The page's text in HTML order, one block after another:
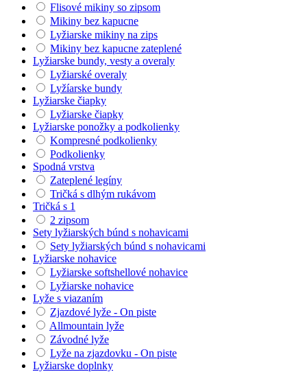
Flisové mikiny so zipsom
Mikiny bez kapucne
Lyžiarske mikiny na zips
Mikiny bez kapucne zateplené
Lyžiarske bundy, vesty a overaly
Lyžiarské overaly
Lyžíarske bundy
Lyžiarske čiapky
Lyžiarske čiapky
Lyžiarske ponožky a podkolienky
Kompresné podkolienky
Podkolienky
Spodná vrstva
Zateplené legíny
Tričká s dlhým rukávom
Tričká s 1
2 zipsom
Sety lyžiarských búnd s nohavicami
Sety lyžiarských búnd s nohavicami
Lyžiarske nohavice
Lyžiarske softshellové nohavice
Lyžiarske nohavice
Lyže s viazaním
Zjazdové lyže - On piste
Allmountain lyže
Závodné lyže
Lyže na zjazdovku - On piste
Lyžiarske doplnky